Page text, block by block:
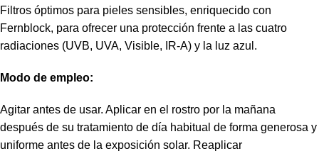
Filtros óptimos para pieles sensibles, enriquecido con
Fernblock, para ofrecer una protección frente a las cuatro
radiaciones (UVB, UVA, Visible, IR-A) y la luz azul.
Modo de empleo:
Agitar antes de usar. Aplicar en el rostro por la mañana
después de su tratamiento de día habitual de forma generosa y
uniforme antes de la exposición solar. Reaplicar